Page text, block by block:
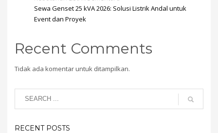
Sewa Genset 25 kVA 2026: Solusi Listrik Andal untuk
Event dan Proyek
Recent Comments
Tidak ada komentar untuk ditampilkan.
RECENT POSTS